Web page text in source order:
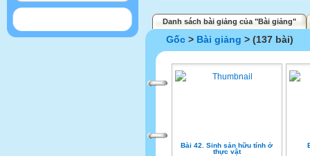
Danh sách bài giảng của "Bài giảng"
Gốc > Bài giảng > (137 bài)
Bài 42. Sinh sản hữu tính ở
thực vật